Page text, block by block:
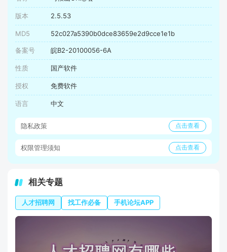
版本 2.5.53
MD5 52c027a5390b0dce83659e2d9cce1e1b
备案号 皖B2-20100056-6A
性质 国产软件
授权 免费软件
语言 中文
隐私政策 点击查看
权限管理须知 点击查看
相关专题
人才招聘网 找工作必备 手机论坛APP